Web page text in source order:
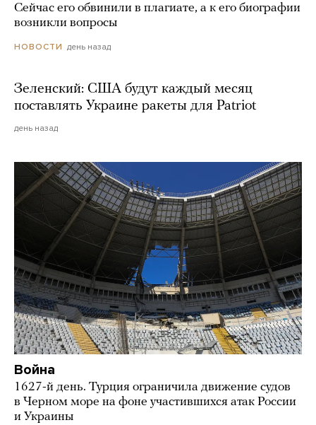
Сейчас его обвинили в плагиате, а к его биографии
возникли вопросы
НОВОСТИ день назад
Зеленский: США будут каждый месяц
поставлять Украине ракеты для Patriot
день назад
Война
1627-й день. Турция ограничила движение судов
в Черном море на фоне участившихся атак России
и Украины